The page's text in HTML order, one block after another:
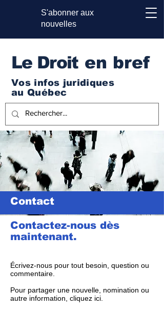
S'abonner aux
nouvelles
Le Droit en bref
Vos infos juridiques
au Québec
Contact
Contactez-nous dès
maintenant.
Écrivez-nous pour tout besoin, question ou
commentaire.
Pour partager une nouvelle, nomination ou
autre information, cliquez ici